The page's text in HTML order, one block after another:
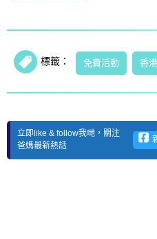
標籤： 免費活動 香
立即like & follow我哋，關注
爸媽最新熱話